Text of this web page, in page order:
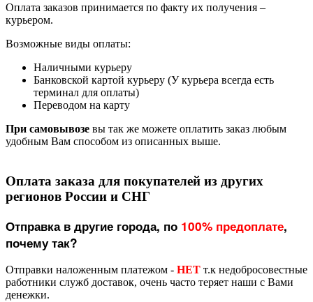
Оплата заказов принимается по факту их получения –
курьером.
Возможные виды оплаты:
Наличными курьеру
Банковской картой курьеру (У курьера всегда есть
терминал для оплаты)
Переводом на карту
При самовывозе вы так же можете оплатить заказ любым
удобным Вам способом из описанных выше.
Оплата заказа для покупателей из других
регионов России и СНГ
Отправка в другие города, по 100% предоплате,
почему так?
Отправки наложенным платежом - НЕТ т.к недобросовестные
работники служб доставок, очень часто теряет наши с Вами
денежки.